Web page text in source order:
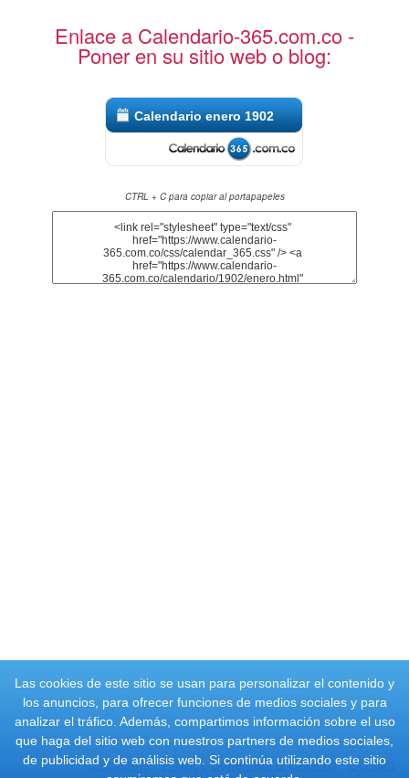
Las cookies de este sitio se usan para personalizar el contenido y
los anuncios, para ofrecer funciones de medios sociales y para
analizar el tráfico. Además, compartimos información sobre el uso
que haga del sitio web con nuestros partners de medios sociales,
de publicidad y de análisis web. Si continúa utilizando este sitio
Enlace a Calendario-365.com.co -
Poner en su sitio web o blog:
Calendario enero 1902
CTRL + C para copiar al portapapeles
Disclaimer Privacy Statement & Cookies Contact